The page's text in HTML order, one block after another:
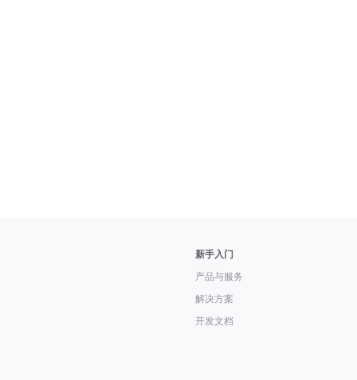
新手入门
产品与服务
解决方案
开发文档